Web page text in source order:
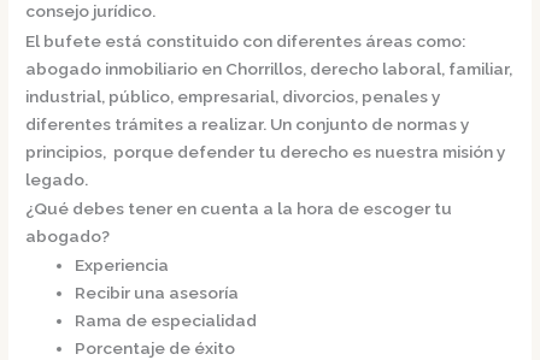
consejo jurídico.
El bufete está constituido con diferentes áreas como:
abogado inmobiliario en Chorrillos, derecho laboral, familiar,
industrial, público, empresarial, divorcios, penales y
diferentes trámites a realizar. Un conjunto de normas y
principios, porque defender tu derecho es nuestra misión y
legado.
¿Qué debes tener en cuenta a la hora de escoger tu
abogado?
Experiencia
Recibir una asesoría
Rama de especialidad
Porcentaje de éxito